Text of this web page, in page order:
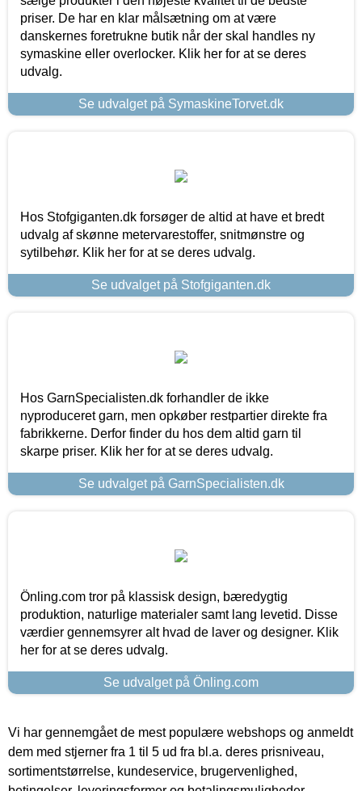
priser. De har en klar målsætning om at være
danskernes foretrukne butik når der skal handles ny
symaskine eller overlocker. Klik her for at se deres
udvalg.
Se udvalget på SymaskineTorvet.dk
Hos Stofgiganten.dk forsøger de altid at have et bredt
udvalg af skønne metervarestoffer, snitmønstre og
sytilbehør. Klik her for at se deres udvalg.
Se udvalget på Stofgiganten.dk
Hos GarnSpecialisten.dk forhandler de ikke
nyproduceret garn, men opkøber restpartier direkte fra
fabrikkerne. Derfor finder du hos dem altid garn til
skarpe priser. Klik her for at se deres udvalg.
Se udvalget på GarnSpecialisten.dk
Önling.com tror på klassisk design, bæredygtig
produktion, naturlige materialer samt lang levetid. Disse
værdier gennemsyrer alt hvad de laver og designer. Klik
her for at se deres udvalg.
Se udvalget på Önling.com
Vi har gennemgået de mest populære webshops og anmeldt
dem med stjerner fra 1 til 5 ud fra bl.a. deres prisniveau,
sortimentstørrelse, kundeservice, brugervenlighed,